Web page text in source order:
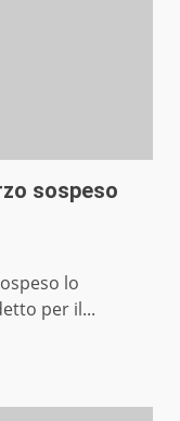
sospeso
lo
per il...